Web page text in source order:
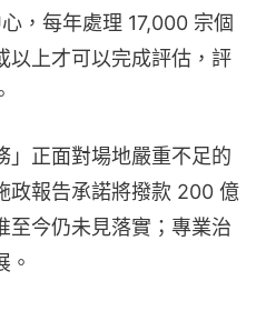
，每年處理 17,000 宗個
以上才可以完成評估，評
」正面對場地嚴重不足的
政報告承諾將撥款 200 億
至今仍未見落實；專業治
。